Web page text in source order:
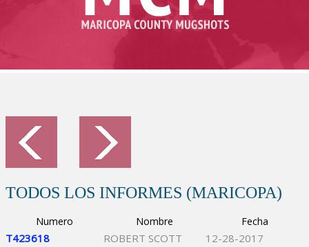
TODOS LOS INFORMES (MARICOPA)
Numero Nombre Fecha
T423618
ROBERT SCOTT
12-28-2017